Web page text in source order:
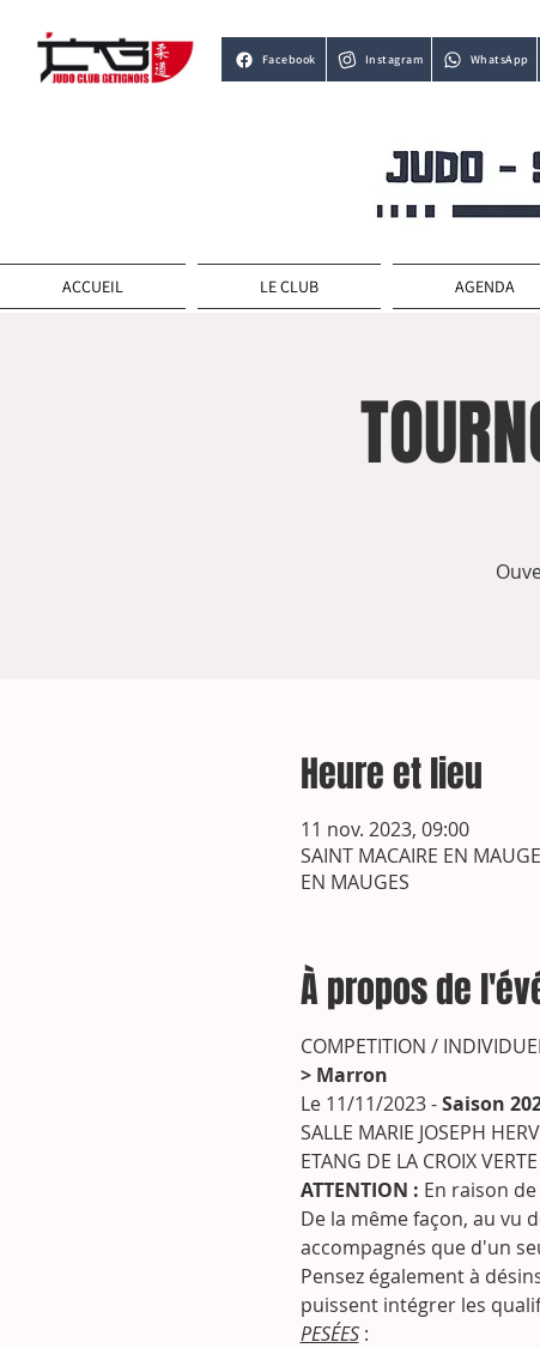
Facebook Instagram WhatsApp
ACCUEIL LE CLUB AGENDA
Heure et lieu
11 nov. 2023, 09:00
SAINT MACAIRE EN
EN MAUGES
À propos de
COMPETITION /
> Marron
Le 11/11/2023 - Saison
SALLE MARIE JOSEPH
ETANG DE LA CROIX
ATTENTION : En raison
De la même façon, au vu
accompagnés que d'un
Pensez également à
puissent intégrer les
PESÉES :